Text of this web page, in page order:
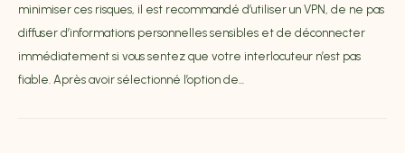
minimiser ces risques, il est recommandé d’utiliser un VPN, de ne pas
diffuser d’informations personnelles sensibles et de déconnecter
immédiatement si vous sentez que votre interlocuteur n’est pas
fiable. Après avoir sélectionné l’option de...